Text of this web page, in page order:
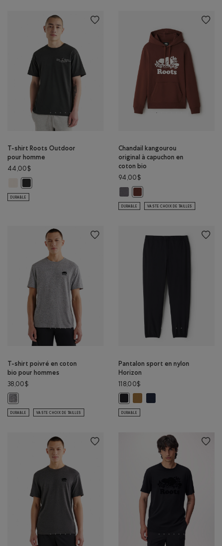
T-shirt Roots Outdoor
pour homme
44,00$
T-shirt Roots Outdoor pour homme: BOULEAU Couleur
T-shirt Roots Outdoor pour homme: CORBEAU Couleur
DURABLE
Chandail kangourou
original à capuchon en
coton bio
94,00$
Chandail kangourou original à
DURABLE VASTE CHOIX DE TAILLES
T-shirt poivré en coton
bio pour hommes
38,00$
T-shirt poivré en coton bio pour hommes: SEL ET POIVRE Couleur
DURABLE VASTE CHOIX DE TAILLES
Pantalon sport en nylon
Horizon
118,00$
DURABLE